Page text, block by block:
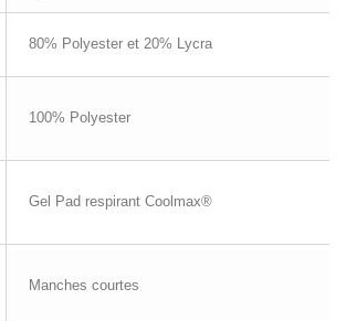
80% Polyester et 20% Lycra
100% Polyester
Gel Pad respirant Coolmax®
Manches courtes